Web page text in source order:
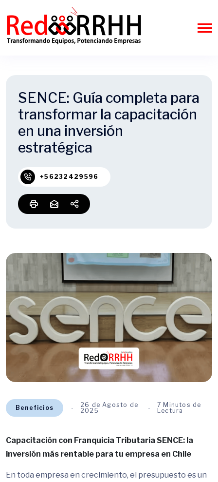
SENCE: Guía completa para
transformar la capacitación
en una inversión
estratégica
+56232429596
Beneficios
26 de Agosto de
2025
7 Minutos de
Lectura
Capacitación con Franquicia Tributaria SENCE: la
inversión más rentable para tu empresa en Chile
En toda empresa en crecimiento, el presupuesto es un